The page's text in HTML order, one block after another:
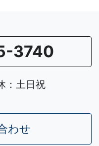
3740
：土日祝
わせ